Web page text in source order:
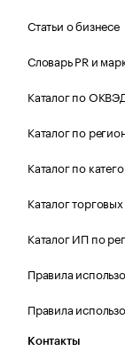
Статьи о бизнесе
Словарь PR и
Каталог по
Каталог по
Каталог по
Каталог
Каталог ИП по
Правила
Правила
Контакты